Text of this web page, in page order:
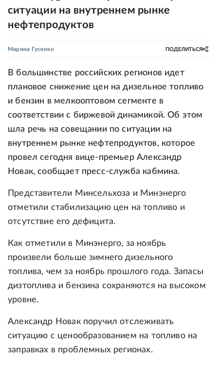
ситуации на внутреннем рынке
нефтепродуктов
Марина Гусенко ПОДЕЛИТЬСЯ
В большинстве российских регионов идет
плановое снижение цен на дизельное топливо
и бензин в мелкооптовом сегменте в
соответствии с биржевой динамикой. Об этом
шла речь на совещании по ситуации на
внутреннем рынке нефтепродуктов, которое
провел сегодня вице-премьер Александр
Новак, сообщает пресс-служба кабмина.
Представители Минсельхоза и Минэнерго
отметили стабилизацию цен на топливо и
отсутствие его дефицита.
Как отметили в Минэнерго, за ноябрь
произвели больше зимнего дизельного
топлива, чем за ноябрь прошлого года. Запасы
дизтоплива и бензина сохраняются на высоком
уровне.
Александр Новак поручил отслеживать
ситуацию с ценообразованием на топливо на
заправках в проблемных регионах.